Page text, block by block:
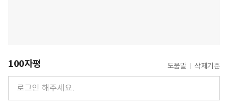
100자평 도움말 삭제기준